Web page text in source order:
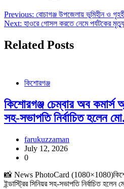
Previous: বোচাগঞ্জ উপজেলায় ভুমিহীন ও
Next: হাওরে গোসল করতে নেমে পর্যটকের মৃত্যু
Related Posts
কিশোরগঞ্জ
কিশোরগঞ্জ চেম্বার অব কমার্স
সহ-সভাপতি নির্বাচিত হলেন
farukuzzaman
July 12, 2026
0
📸 News PhotoCard
ইন্ডাস্ট্রির সিনিয়র সহ-সভাপতি নির্বাচিত